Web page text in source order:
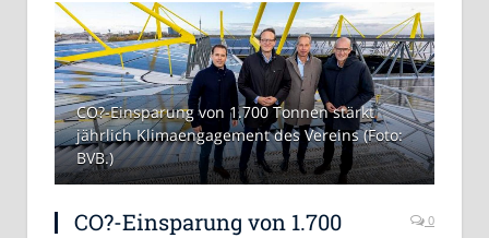
CO?-Einsparung von 1.700 Tonnen stärkt
jährlich Klimaengagement des Vereins (Foto:
BVB.)
CO?-Einsparung von 1.700
0